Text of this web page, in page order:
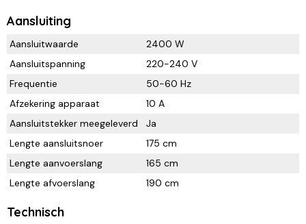
Aansluiting
Aansluitwaarde
2400 W
Aansluitspanning
220-240 V
Frequentie
50-60 Hz
Afzekering apparaat
10 A
Aansluitstekker meegeleverd
Ja
Lengte aansluitsnoer
175 cm
Lengte aanvoerslang
165 cm
Lengte afvoerslang
190 cm
Technisch